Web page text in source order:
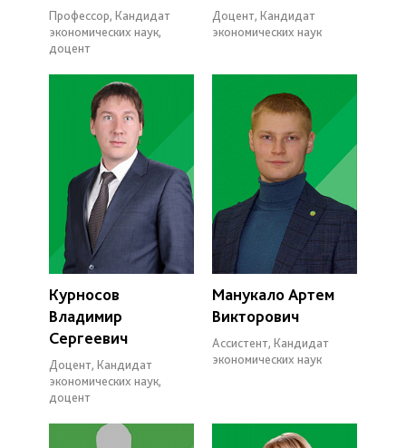
Профессор, Кандидат
экономических наук,
доцент
Доцент, Кандидат
экономических наук
Курносов
Владимир
Сергеевич
Доцент, Кандидат
экономических наук,
доцент
Манукало Артем
Викторович
Ассистент, Кандидат
экономических наук